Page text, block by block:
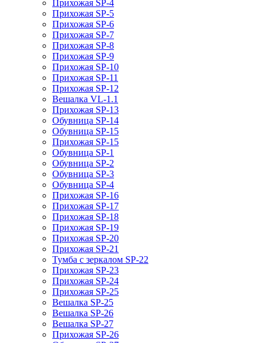
Прихожая SP-4
Прихожая SP-5
Прихожая SP-6
Прихожая SP-7
Прихожая SP-8
Прихожая SP-9
Прихожая SP-10
Прихожая SP-11
Прихожая SP-12
Вешалка VL-1.1
Прихожая SP-13
Обувница SP-14
Обувница SP-15
Прихожая SP-15
Обувница SP-1
Обувница SP-2
Обувница SP-3
Обувница SP-4
Прихожая SP-16
Прихожая SP-17
Прихожая SP-18
Прихожая SP-19
Прихожая SP-20
Прихожая SP-21
Тумба с зеркалом SP-22
Прихожая SP-23
Прихожая SP-24
Прихожая SP-25
Вешалка SP-25
Вешалка SP-26
Вешалка SP-27
Прихожая SP-26